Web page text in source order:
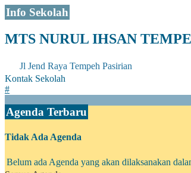
Info Sekolah
MTS NURUL IHSAN
Jl Jend Raya Tempeh Pasirian
Kontak Sekolah
#
Agenda Terbaru
Tidak Ada Agenda
Belum ada Agenda yang akan dilaksanakan